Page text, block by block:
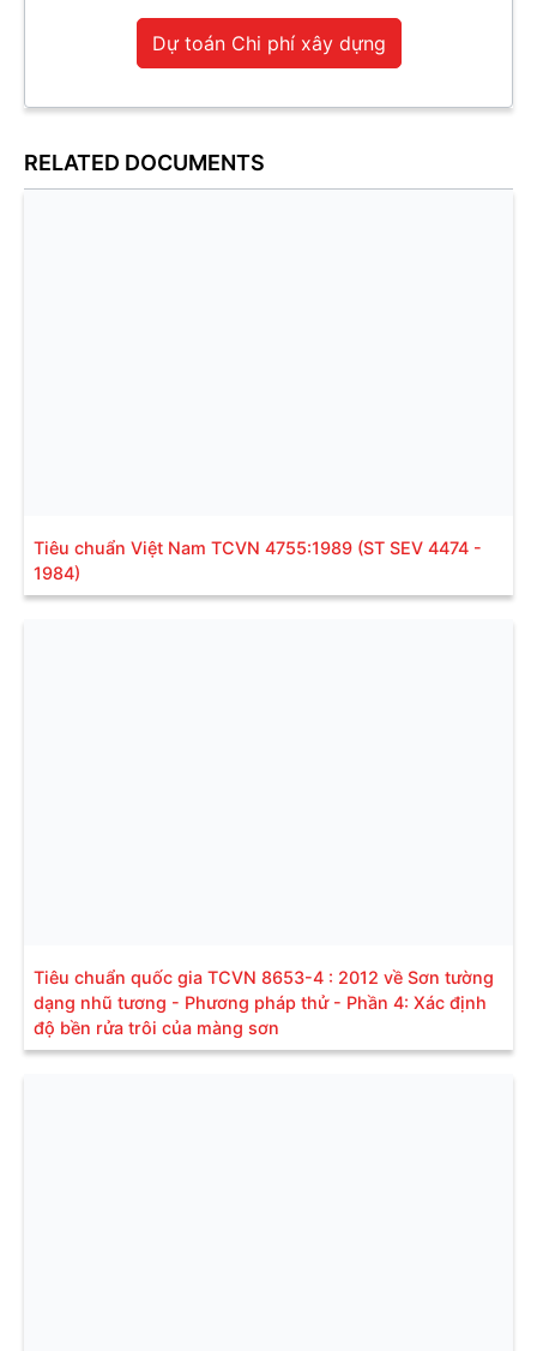
Dự toán Chi phí xây dựng
RELATED DOCUMENTS
Tiêu chuẩn Việt Nam TCVN 4755:1989 (ST SEV 4474 -
1984)
Tiêu chuẩn quốc gia TCVN 8653-4 : 2012 về Sơn tường
dạng nhũ tương - Phương pháp thử - Phần 4: Xác định
độ bền rửa trôi của màng sơn